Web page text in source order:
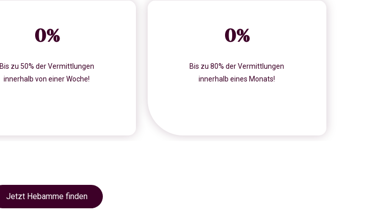
0%
Bis zu 50% der Vermittlungen
innerhalb von einer Woche!
0%
Bis zu 80% der Vermittlungen
innerhalb eines Monats!
Jetzt Hebamme finden